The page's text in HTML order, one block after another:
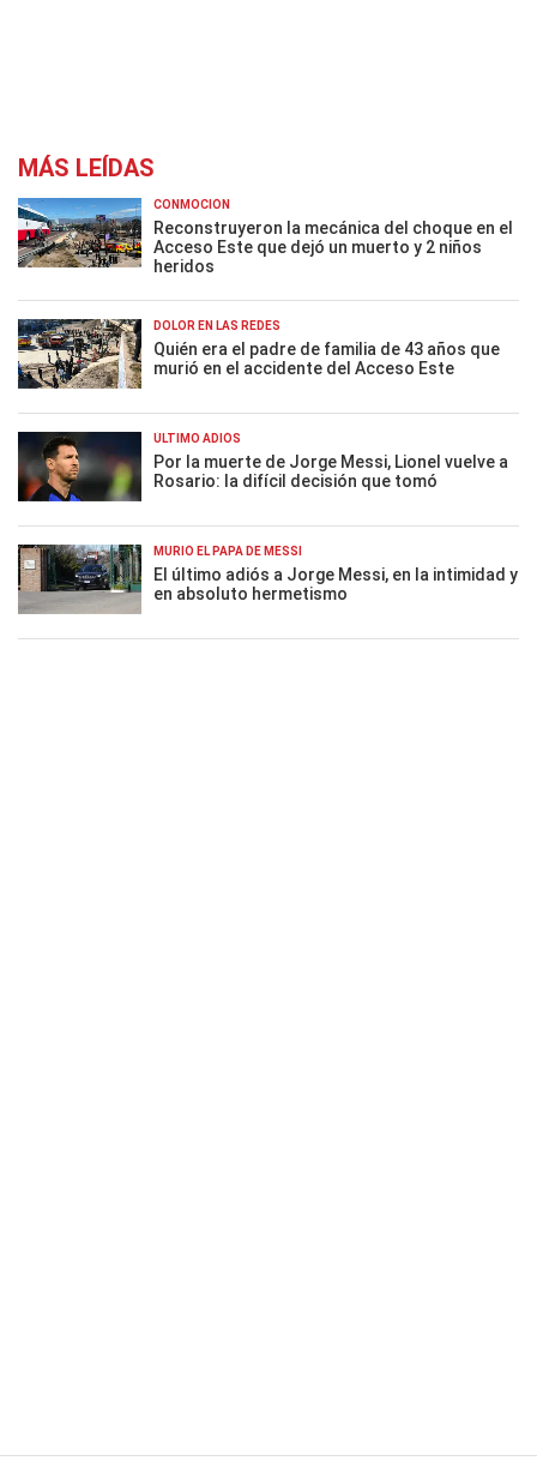
MÁS LEÍDAS
CONMOCIÓN
Reconstruyeron la mecánica del choque en el
Acceso Este que dejó un muerto y 2 niños
heridos
DOLOR EN LAS REDES
Quién era el padre de familia de 43 años que
murió en el accidente del Acceso Este
ÚLTIMO ADIÓS
Por la muerte de Jorge Messi, Lionel vuelve a
Rosario: la difícil decisión que tomó
MURIÓ EL PAPÁ DE MESSI
El último adiós a Jorge Messi, en la intimidad y
en absoluto hermetismo